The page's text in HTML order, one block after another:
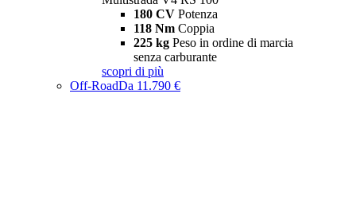
180 CV Potenza
118 Nm Coppia
225 kg Peso in ordine di marcia
senza carburante
scopri di più
Off-RoadDa 11.790 €